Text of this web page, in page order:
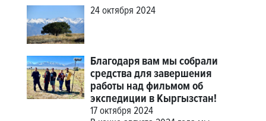
24 октября 2024
Благодаря вам мы собрали
средства для завершения
работы над фильмом об
экспедиции в Кыргызстан!
17 октября 2024